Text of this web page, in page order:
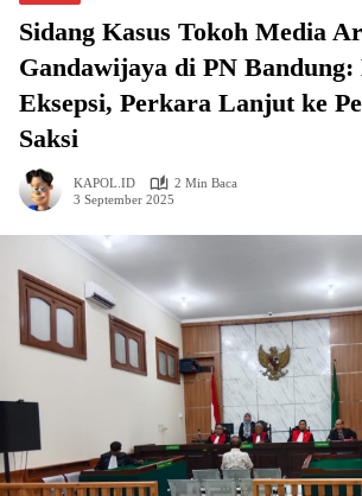
Sidang Kasus Tokoh Media
Gandawijaya di PN
Eksepsi, Perkara Lanjut ke
Saksi
KAPOL.ID
2 Min Baca
3 September 2025